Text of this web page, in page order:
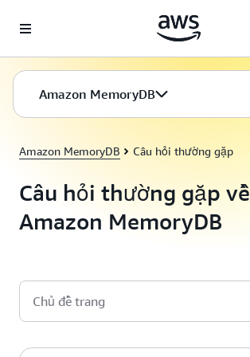
Amazon MemoryDB
Amazon MemoryDB Câu hỏi thường gặp
Câu hỏi thường gặp về
Amazon MemoryDB
Chủ đề trang